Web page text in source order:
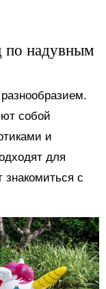
по надувным
собой
и
для
с